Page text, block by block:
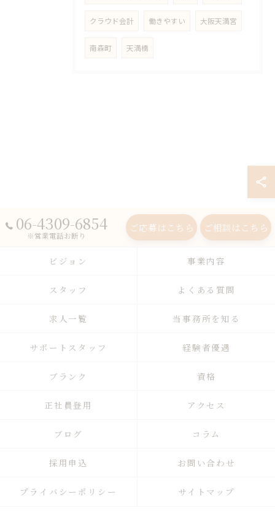
クラウド会計 働きやすい 大阪天満宮
南森町 天満橋
06-4309-6854
※営業電話お断り
ご応募はこちら ご相談はこちら
ビジョン 事業内容
スタッフ よくある質問
求人一覧 当事務所を知る
サポートスタッフ 経験者優遇
ブランク 資格
正社員登用 アクセス
ブログ コラム
採用申込 お問い合わせ
プライバシーポリシー サイトマップ